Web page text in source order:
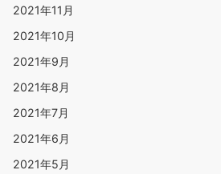
2021年11月
2021年10月
2021年9月
2021年8月
2021年7月
2021年6月
2021年5月